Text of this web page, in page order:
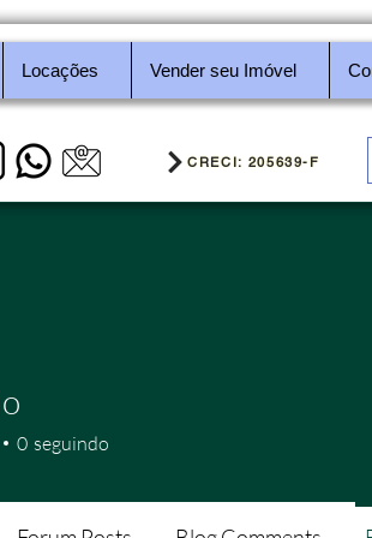
Locações Vender seu Imóvel
CRECI: 205639-F
0 seguindo